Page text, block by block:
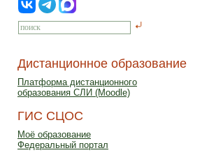
Дистанционное образование
Платформа дистанционного
образования СЛИ (Moodle)
ГИС СЦОС
Моё образование
Федеральный портал